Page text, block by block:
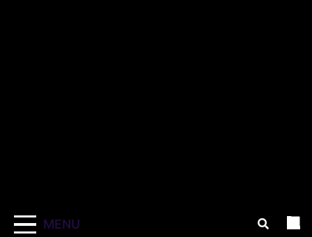
MENU